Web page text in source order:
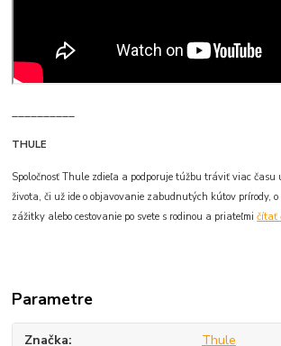
__________
THULE
Spoločnosť Thule zdieľa a podporuje túžbu tráviť viac
života, či už ide o objavovanie zabudnutých kútov prírody,
zážitky alebo cestovanie po svete s rodinou a priateľmičítať
Parametre
Značka Thule